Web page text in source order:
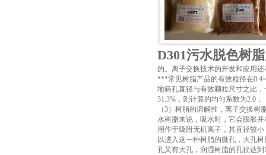
D301污水脱色树
的。离子交换技术的开发和应用
***常见树脂产品的有效粒径在
地筛孔直径与有效颗粒尺寸之比，
31.3%，则计算的均匀系数为2.0
（3）树脂的溶解性，离子交换
水树脂来说，吸水时，它会膨胀
用作于吸附无机离子，其直径较
以进入这一种树脂的微孔，大孔
孔又有大孔，润湿树脂的孔径达到